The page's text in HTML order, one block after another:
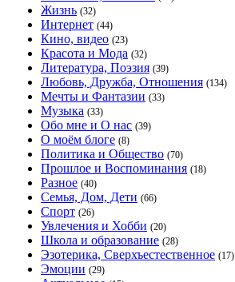
Жизнь (32)
Интернет (44)
Кино, видео (23)
Красота и Мода (32)
Литература, Поэзия (39)
Любовь, Дружба, Отношения (134)
Мечты и Фантазии (33)
Музыка (33)
Обо мне и О нас (39)
О моём блоге (8)
Политика и Общество (70)
Прошлое и Воспоминания (18)
Разное (40)
Семья, Дом, Дети (66)
Спорт (26)
Увлечения и Хобби (20)
Школа и образование (28)
Эзотерика, Сверхъестественное (17)
Эмоции (29)